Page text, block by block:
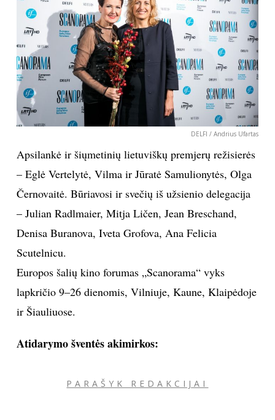
Prenumeruodami portalą,
Jūs sutinkate su
taisyklėmis
DELFI / Andrius Ufartas
Apsilankė ir šiųmetinių lietuviškų premjerų režisierės
– Eglė Vertelytė, Vilma ir Jūratė Samulionytės, Olga
Černovaitė. Būriavosi ir svečių iš užsienio delegacija
– Julian Radlmaier, Mitja Ličen, Jean Breschand,
Denisa Buranova, Iveta Grofova, Ana Felicia
Scutelnicu.
Europos šalių kino forumas „Scanorama“ vyks
lapkričio 9–26 dienomis, Vilniuje, Kaune, Klaipėdoje
ir Šiauliuose.
Atidarymo šventės akimirkos:
PARAŠYK REDAKCIJAI